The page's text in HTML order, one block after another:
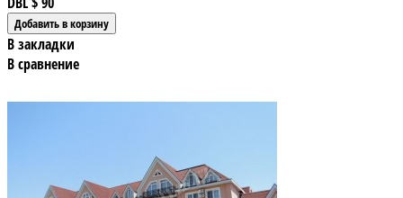
В закладки
В сравнение